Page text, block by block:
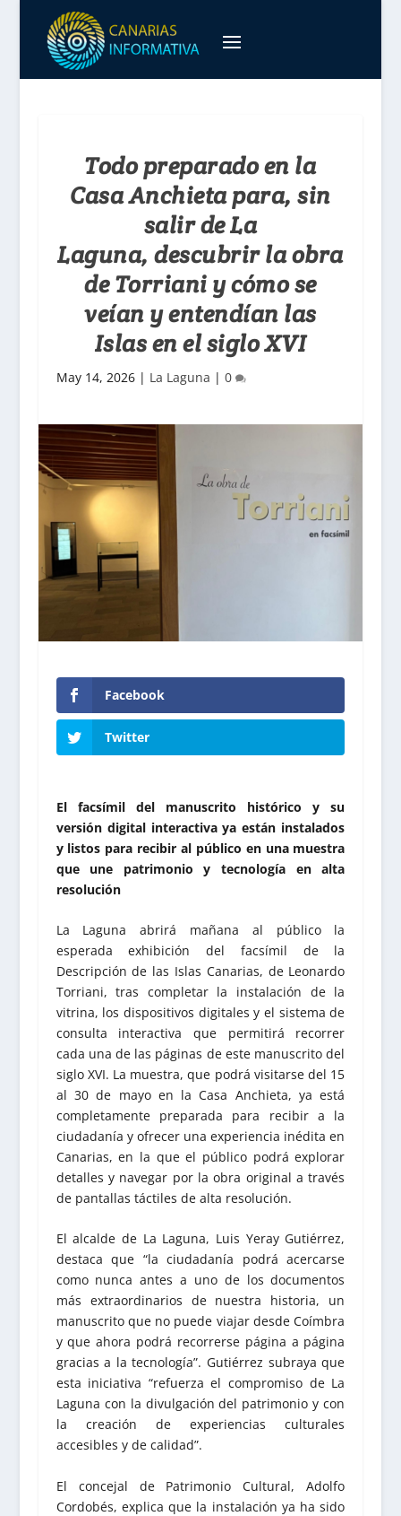
Todo preparado en la
Casa Anchieta para, sin
salir de La
Laguna, descubrir la obra
de Torriani y cómo se
veían y entendían las
Islas en el siglo XVI
May 14, 2026| La Laguna | 0
Facebook
Twitter
El facsímil del manuscrito histórico y su
versión digital interactiva ya están instalados
y listos para recibir al público en una muestra
que une patrimonio y tecnología en alta
resolución
La Laguna abrirá mañana al público la
esperada exhibición del facsímil de la
Descripción de las Islas Canarias, de Leonardo
Torriani, tras completar la instalación de la
vitrina, los dispositivos digitales y el sistema de
consulta interactiva que permitirá recorrer
cada una de las páginas de este manuscrito del
siglo XVI. La muestra, que podrá visitarse del 15
al 30 de mayo en la Casa Anchieta, ya está
completamente preparada para recibir a la
ciudadanía y ofrecer una experiencia inédita en
Canarias, en la que el público podrá explorar
detalles y navegar por la obra original a través
de pantallas táctiles de alta resolución.
El alcalde de La Laguna, Luis Yeray Gutiérrez,
destaca que “la ciudadanía podrá acercarse
como nunca antes a uno de los documentos
más extraordinarios de nuestra historia, un
manuscrito que no puede viajar desde Coímbra
y que ahora podrá recorrerse página a página
gracias a la tecnología”. Gutiérrez subraya que
esta iniciativa “refuerza el compromiso de La
Laguna con la divulgación del patrimonio y con
la creación de experiencias culturales
accesibles y de calidad”.
El concejal de Patrimonio Cultural, Adolfo
Cordobés, explica que la instalación ya ha sido